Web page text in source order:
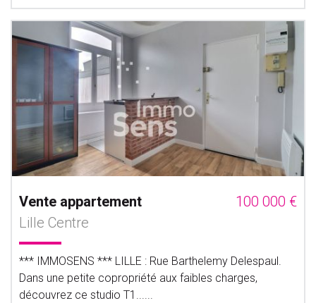
Vente appartement
100 000 €
Lille Centre
*** IMMOSENS *** LILLE : Rue Barthelemy Delespaul.
Dans une petite copropriété aux faibles charges,
découvrez ce studio T1......